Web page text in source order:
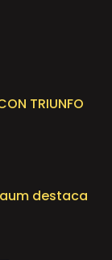
TRIUNFO
destaca